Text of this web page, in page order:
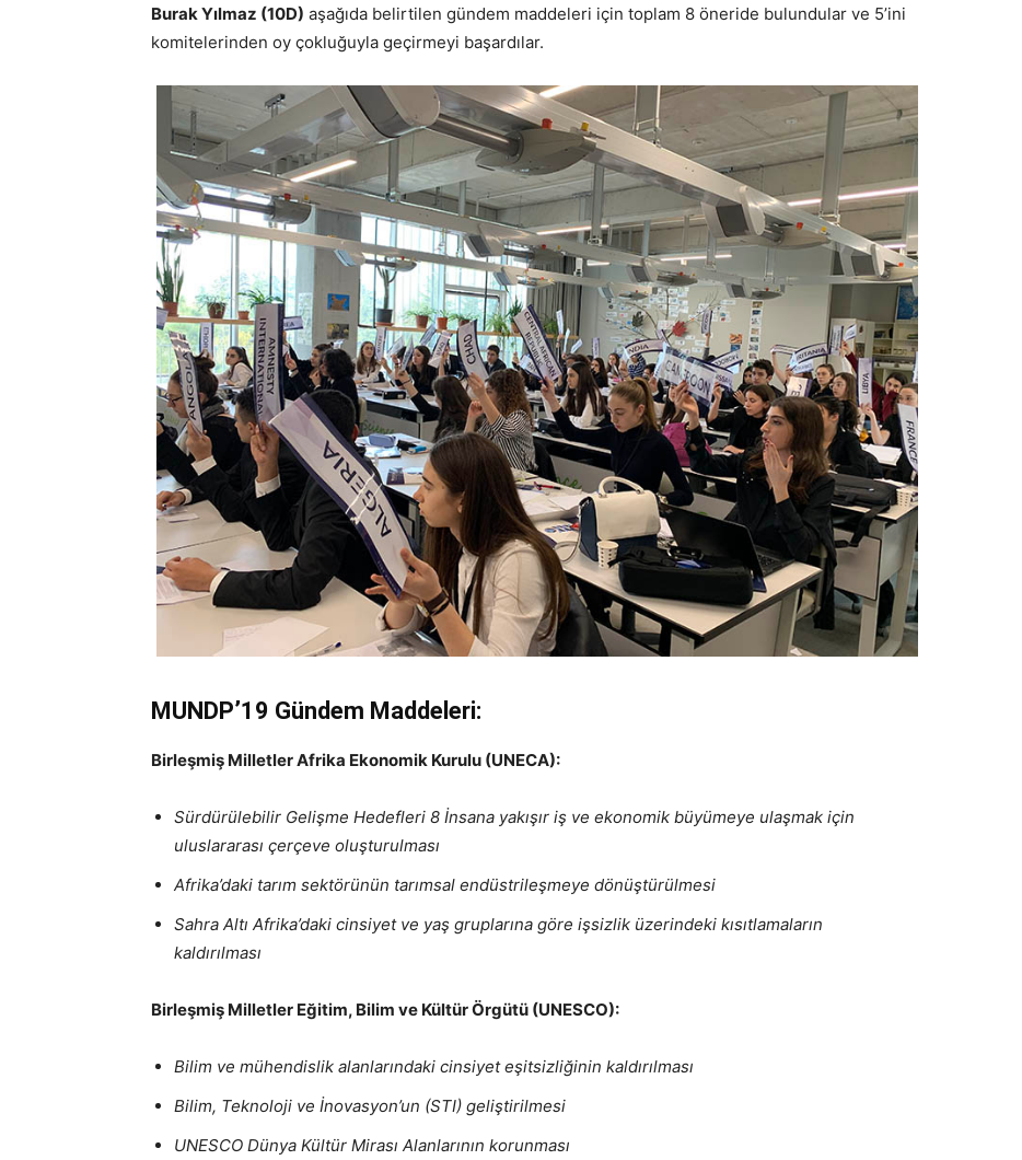
Burak Yılmaz (10D) aşağıda belirtilen gündem maddeleri için toplam 8 öneride bulundular ve 5’ini
komitelerinden oy çokluğuyla geçirmeyi başardılar.
MUNDP’19 Gündem Maddeleri:
Birleşmiş Milletler Afrika Ekonomik Kurulu (UNECA):
Sürdürülebilir Gelişme Hedefleri 8 İnsana yakışır iş ve ekonomik büyümeye ulaşmak için
uluslararası çerçeve oluşturulması
Afrika’daki tarım sektörünün tarımsal endüstrileşmeye dönüştürülmesi
Sahra Altı Afrika’daki cinsiyet ve yaş gruplarına göre işsizlik üzerindeki kısıtlamaların
kaldırılması
Birleşmiş Milletler Eğitim, Bilim ve Kültür Örgütü (UNESCO):
Bilim ve mühendislik alanlarındaki cinsiyet eşitsizliğinin kaldırılması
Bilim, Teknoloji ve İnovasyon’un (STI) geliştirilmesi
UNESCO Dünya Kültür Mirası Alanlarının korunması